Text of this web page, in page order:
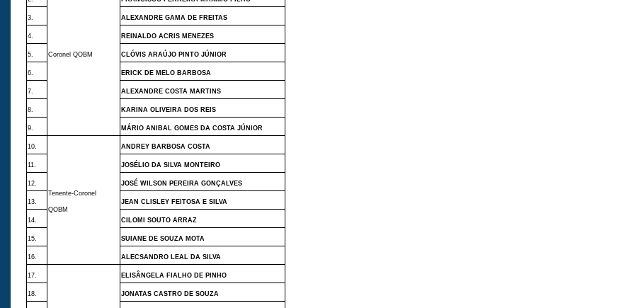
Coronel QOBM
3. ALEXANDRE GAMA DE FREITAS
4. REINALDO ACRIS MENEZES
5. CLÓVIS ARAÚJO PINTO JÚNIOR
6. ERICK DE MELO BARBOSA
7. ALEXANDRE COSTA MARTINS
8. KARINA OLIVEIRA DOS REIS
9. MÁRIO ANIBAL GOMES DA COSTA JÚNIOR
10.
Tenente-Coronel
QOBM
ANDREY BARBOSA COSTA
11. JOSÉLIO DA SILVA MONTEIRO
12. JOSÉ WILSON PEREIRA GONÇALVES
13. JEAN CLISLEY FEITOSA E SILVA
14. CILOMI SOUTO ARRAZ
15. SUIANE DE SOUZA MOTA
16. ALECSANDRO LEAL DA SILVA
17. ELISÂNGELA FIALHO DE PINHO
18. JONATAS CASTRO DE SOUZA